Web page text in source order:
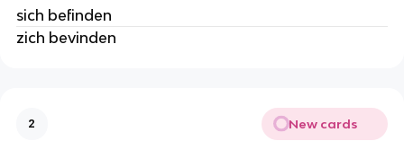
sich befinden
zich bevinden
2 New cards